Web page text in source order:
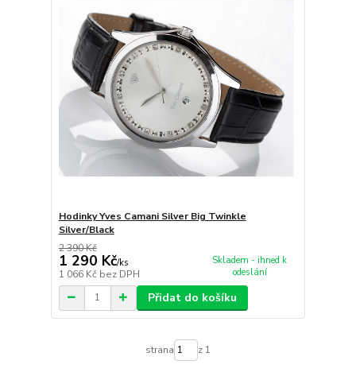
Hodinky Yves Camani Silver Big Twinkle
Silver/Black
2 390 Kč
1 290 Kč/ks
1 066 Kč bez DPH
Skladem - ihned k
odeslání
Přidat do košíku
strana z 1